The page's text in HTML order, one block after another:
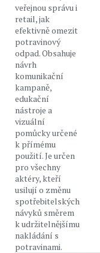
veřejnou správu i
retail, jak
efektivně omezit
potravinový
odpad. Obsahuje
návrh
komunikační
kampaně,
edukační
nástroje a
vizuální
pomůcky určené
k přímému
použití. Je určen
pro všechny
aktéry, kteří
usilují o změnu
spotřebitelských
návyků směrem
k udržitelnějšímu
nakládání s
potravinami.